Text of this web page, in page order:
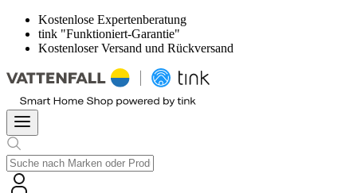
Kostenlose Expertenberatung
tink "Funktioniert-Garantie"
Kostenloser Versand und Rückversand